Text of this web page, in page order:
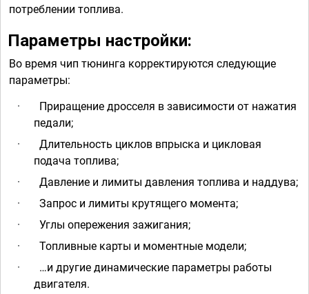
потреблении топлива.
Параметры настройки:
Во время чип тюнинга корректируются следующие
параметры:
· Приращение дросселя в зависимости от нажатия
педали;
· Длительность циклов впрыска и цикловая
подача топлива;
· Давление и лимиты давления топлива и наддува;
· Запрос и лимиты крутящего момента;
· Углы опережения зажигания;
· Топливные карты и моментные модели;
· …и другие динамические параметры работы
двигателя.